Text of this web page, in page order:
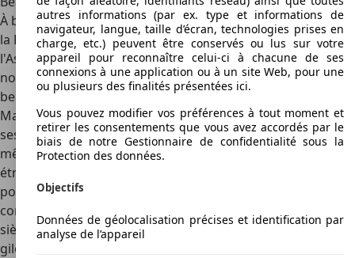
À bord, cependant, il est devenu immédiatement clair que
la Rapid était un modèle destiné à l'Europe de l'Est et à
l'Asie : la finition était loin d'atteindre le niveau auquel
notre marché est habitué de la part de Skoda, avec
beaucoup de plastiques durs et d'éléments bon marché
Mais la Rapid excellait surtout par son espace intérieur et
ses gadgets pratiques. L'espace pour les jambes était
même meilleur que celui de l'Octavia, mais la forme plus
étroite de la carrosserie impliquait une perte d'espace
pour les coudes. On y retrouvait aussi les petites
commodités Skoda tel que des filets sur les côtés des
sièges avant, un compartiment de rangement pour les
gilets de sécurité sous le siège passager et le grattoir à
autres informations (par ex. type et informations de
navigateur, langue, taille d’écran, technologies prises en
charge, etc.) peuvent être conservés ou lus sur votre
appareil pour reconnaître celui-ci à chacune de ses
connexions à une application ou à un site Web, pour une
ou plusieurs des finalités présentées ici.
Vous pouvez modifier vos préférences à tout moment et
retirer les consentements que vous avez accordés par le
biais de notre Gestionnaire de confidentialité sous la
Protection des données.
Objectifs
Données de géolocalisation précises et identification par
analyse de l’appareil